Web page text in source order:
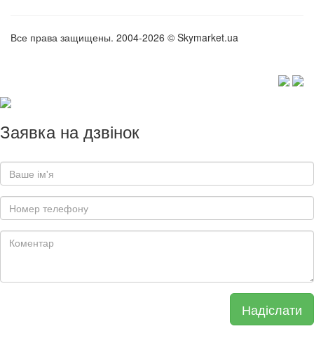
Все права защищены. 2004-2026 © Skymarket.ua
Заявка на дзвінок
Надіслати